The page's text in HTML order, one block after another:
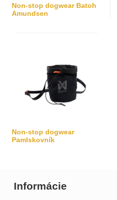
Non-stop dogwear Batoh
Amundsen
Non-stop dogwear
Pamlskovník
Informácie